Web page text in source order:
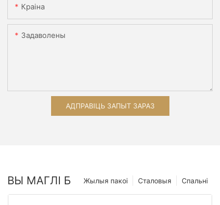
Краіна
Задаволены
АДПРАВІЦЬ ЗАПЫТ ЗАРАЗ
ВЫ МАГЛІ Б Спальні
Сталовыя
Жылыя пакоі